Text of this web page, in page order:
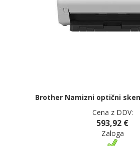
Brother Namizni optični
Cena z DDV:
593,92 €
Zaloga